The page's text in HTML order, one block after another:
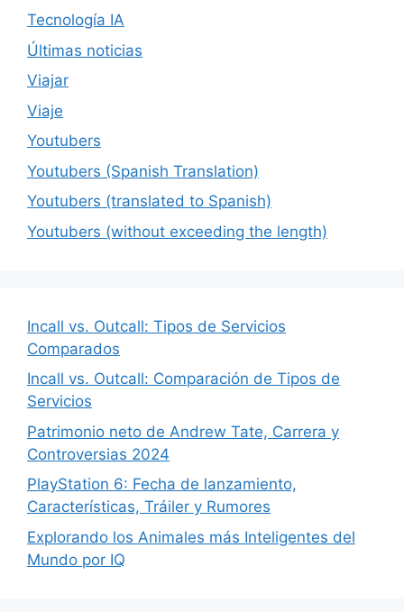
Tecnología IA
Últimas noticias
Viajar
Viaje
Youtubers
Youtubers (Spanish Translation)
Youtubers (translated to Spanish)
Youtubers (without exceeding the length)
Incall vs. Outcall: Tipos de Servicios
Comparados
Incall vs. Outcall: Comparación de Tipos de
Servicios
Patrimonio neto de Andrew Tate, Carrera y
Controversias 2024
PlayStation 6: Fecha de lanzamiento,
Características, Tráiler y Rumores
Explorando los Animales más Inteligentes del
Mundo por IQ